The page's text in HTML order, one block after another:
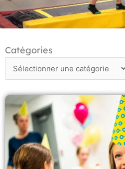
Catégories
Catégories